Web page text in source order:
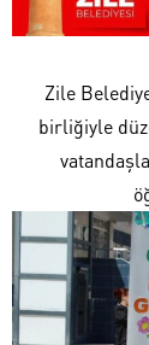
Zile
birliğiyle